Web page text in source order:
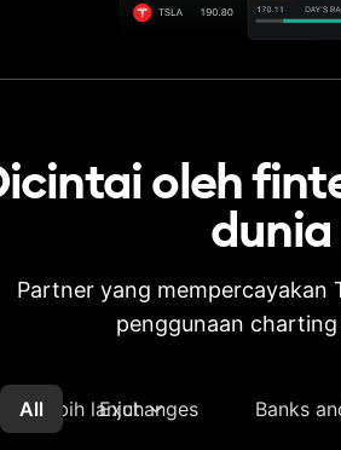
oleh
dunia
Partner yang mempercayakan
penggunaan charting
All Exchanges Banks
Lebih lanjut